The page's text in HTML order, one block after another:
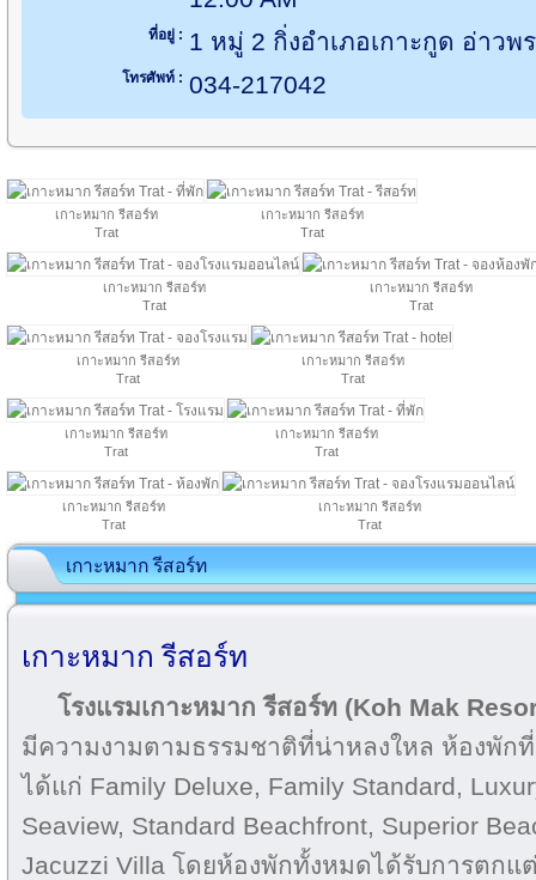
ที่อยู่ : 1 หมู่ 2 กิ่งอำเภอเกาะกูด อ่าวพ
โทรศัพท์ : 034-217042
เกาะหมาก รีสอร์ท
Trat
เกาะหมาก รีสอร์ท
Trat
เกาะหมาก รีสอร์ท
Trat
เกาะหมาก รีสอร์ท
Trat
เกาะหมาก รีสอร์ท
Trat
เกาะหมาก รีสอร์ท
Trat
เกาะหมาก รีสอร์ท
Trat
เกาะหมาก รีสอร์ท
Trat
เกาะหมาก รีสอร์ท
Trat
เกาะหมาก รีสอร์ท
Trat
เกาะหมาก รีสอร์ท
เกาะหมาก รีสอร์ท
โรงแรมเกาะหมาก รีสอร์ท (Koh Mak
มีความงามตามธรรมชาติที่น่าหลงใหล ห้องพัก
ได้แก่ Family Deluxe, Family Standard,
Seaview, Standard Beachfront, Superior
Jacuzzi Villa โดยห้องพักทั้งหมดได้รับการตกแ